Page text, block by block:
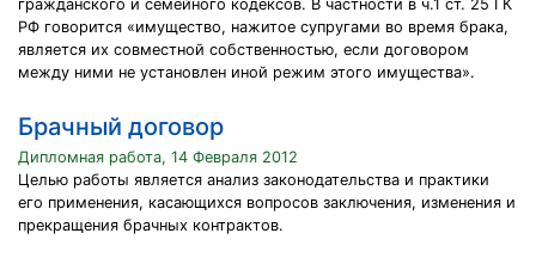
гражданского и семейного кодексов. В частности в ч.1 ст. 25 ГК
РФ говорится «имущество, нажитое супругами во время брака,
является их совместной собственностью, если договором
между ними не установлен иной режим этого имущества».
Брачный договор
Дипломная работа, 14 Февраля 2012
Целью работы является анализ законодательства и практики
его применения, касающихся вопросов заключения, изменения и
прекращения брачных контрактов.